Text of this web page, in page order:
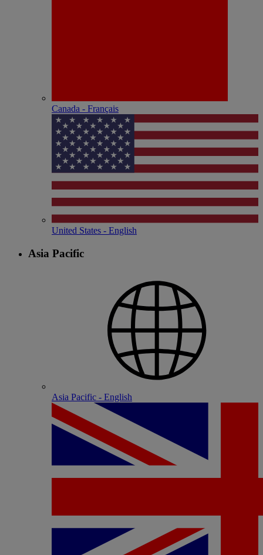
Canada - Français
United States - English
Asia Pacific
Asia Pacific - English